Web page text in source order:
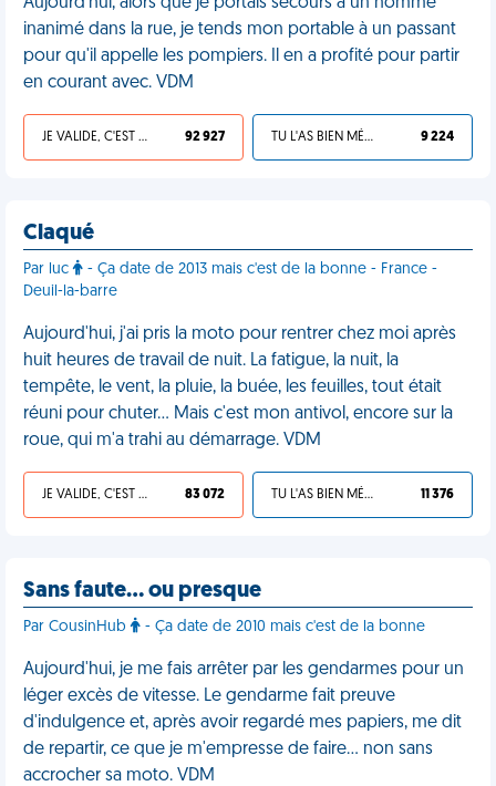
inanimé dans la rue, je tends mon portable à un passant
pour qu'il appelle les pompiers. Il en a profité pour partir
en courant avec. VDM
JE VALIDE, C'EST UNE VDM 92 927 TU L'AS BIEN MÉRITÉ 9 224
Claqué
Par luc
- Ça date de 2013 mais c'est de la bonne - France -
Deuil-la-barre
Aujourd'hui, j'ai pris la moto pour rentrer chez moi après
huit heures de travail de nuit. La fatigue, la nuit, la
tempête, le vent, la pluie, la buée, les feuilles, tout était
réuni pour chuter… Mais c'est mon antivol, encore sur la
roue, qui m'a trahi au démarrage. VDM
JE VALIDE, C'EST UNE VDM 83 072 TU L'AS BIEN MÉRITÉ 11 376
Sans faute… ou presque
Par CousinHub - Ça date de 2010 mais c'est de la bonne
Aujourd'hui, je me fais arrêter par les gendarmes pour un
léger excès de vitesse. Le gendarme fait preuve
d'indulgence et, après avoir regardé mes papiers, me dit
de repartir, ce que je m'empresse de faire… non sans
accrocher sa moto. VDM